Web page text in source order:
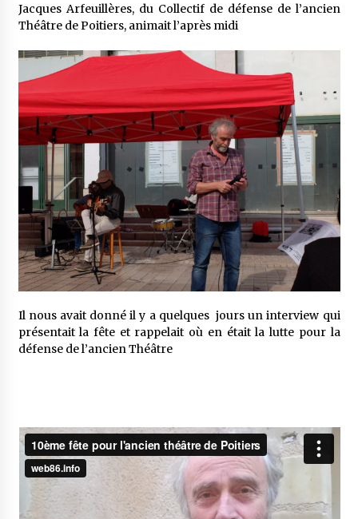
Jacques Arfeuillères, du Collectif de défense de l’ancien
Théâtre de Poitiers, animait l’après midi
Il nous avait donné il y a quelques jours un interview qui
présentait la fête et rappelait où en était la lutte pour la
défense de l’ancien Théâtre